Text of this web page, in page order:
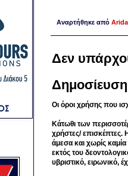
Αναρτήθηκε από
Δεν
Οι όροι χρήσης που
Κάτωθι των
χρήστες/ επισκέπτες.
άμεσα και χωρίς
εκτός του
υβριστικό, ειρωνικό,